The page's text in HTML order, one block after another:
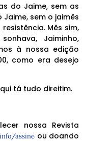
do Jaime, sem as
sem o jaimês
Mês sim,
Jaiminho,
à nossa edição
como era desejo
tá tudo direitim.
nossa Revista
assine ou doando